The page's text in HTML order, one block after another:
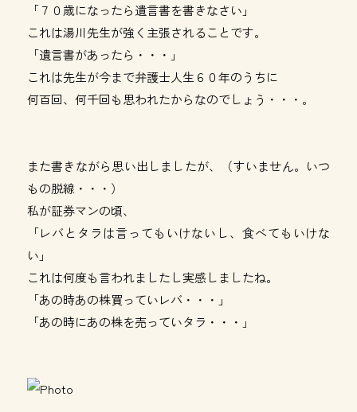
「７０歳になったら遺言書を書きなさい」
これは湯川先生が強く主張されることです。
「遺言書があったら・・・」
これは先生が今まで弁護士人生６０年のうちに
何百回、何千回も思われたからなのでしょう・・・。
また書きながら思い出しましたが、（すいません。いつ
もの脱線・・・）
私が証券マンの頃、
「レバとタラは言ってもいけないし、食べてもいけな
い」
これは何度も言われましたし実感しましたね。
「あの時あの株買っていレバ・・・」
「あの時にあの株を売っていタラ・・・」